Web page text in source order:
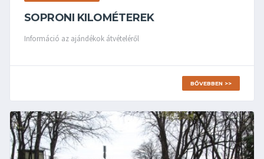
SOPRONI KILOMÉTEREK
Információ az ajándékok átvételéről
BŐVEBBEN >>